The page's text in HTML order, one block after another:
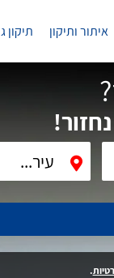
איתור ותיקון תיקון
.